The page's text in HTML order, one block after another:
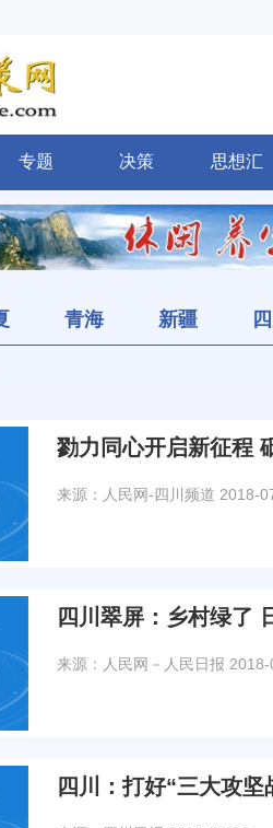
专题 决策 思想汇
青海 新疆
勠力同心开启新征程
来源：人民网-四川频道 2018-
四川翠屏：乡村绿了
来源：人民网－人民日报
四川：打好“三大攻